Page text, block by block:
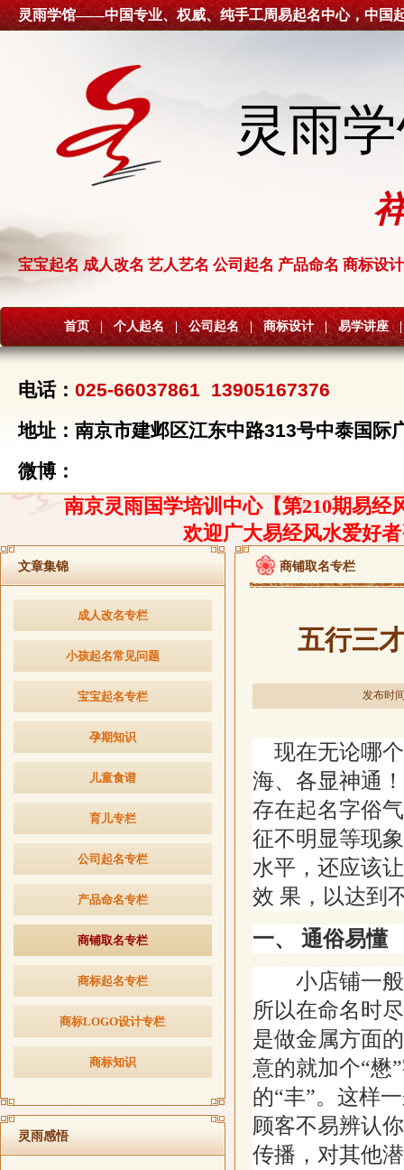
灵雨学馆——中国专业、权威、纯手工周易起名中心，中国
灵雨
宝宝起名 成人改名 艺人艺名 公司起名 产品命名 商标设计
首页 | 个人起名 | 公司起名 | 商标设计 | 易学讲座 |
电话： 025-66037861 13905167376
地址：南京市建邺区江东中路313号中泰国际
微博：
南京灵雨国学培训中心【第210期易经
欢迎广大易经风水爱好
文章集锦
成人改名专栏
小孩起名常见问题
宝宝起名专栏
孕期知识
儿童食谱
育儿专栏
公司起名专栏
产品命名专栏
商铺取名专栏
商标起名专栏
商标LOGO设计专栏
商标知识
灵雨感悟
商铺取名专栏
五行三
发布时
现在无论哪个
海、各显神通
存在起名字俗
征不明显等现
水平，还应该
效 果，以达到
一、 通俗易懂
小店铺一般
所以在命名时
是做金属方面
意的就加个“懋
的“丰”。这样
顾客不易辨认
传播，对其他